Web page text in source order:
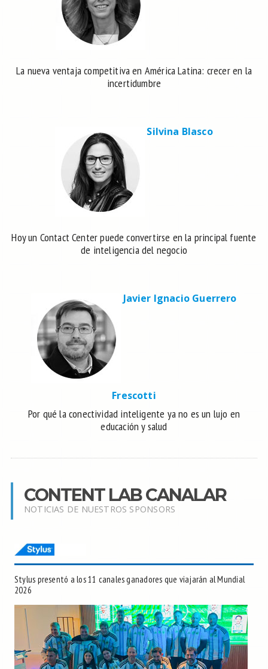
La nueva ventaja competitiva en América Latina: crecer en la
incertidumbre
Silvina Blasco
Hoy un Contact Center puede convertirse en la principal fuente
de inteligencia del negocio
Javier Ignacio Guerrero
Frescotti
Por qué la conectividad inteligente ya no es un lujo en
educación y salud
CONTENT LAB CANALAR
NOTICIAS DE NUESTROS SPONSORS
Stylus presentó a los 11 canales ganadores que viajarán al Mundial
2026